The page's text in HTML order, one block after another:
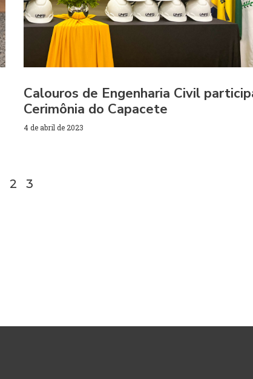
Calouros de Engenharia Civil
Cerimônia do Capacete
4 de abril de 2023
2 3